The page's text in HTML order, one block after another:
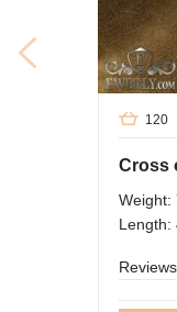
120
Cross
Weight:
Length:
Reviews